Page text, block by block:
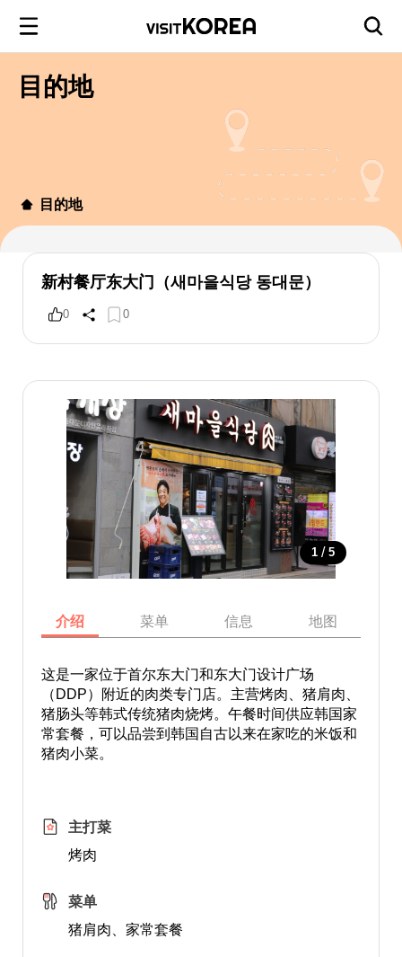
目的地
目的地
新村餐厅东大门（새마을식당 동대문）
0 0
1 / 5
介绍 菜单 信息 地图
这是一家位于首尔东大门和东大门设计广场
（DDP）附近的肉类专门店。主营烤肉、猪肩肉、
猪肠头等韩式传统猪肉烧烤。午餐时间供应韩国家
常套餐，可以品尝到韩国自古以来在家吃的米饭和
猪肉小菜。
主打菜
烤肉
菜单
猪肩肉、家常套餐